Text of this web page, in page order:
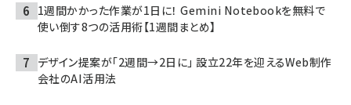
1週間かかった作業が1日に！ Gemini Notebookを無料で
使い倒す8つの活用術【1週間まとめ】
デザイン提案が「2週間→2日に」 設立22年を迎えるWeb制作
会社のAI活用法